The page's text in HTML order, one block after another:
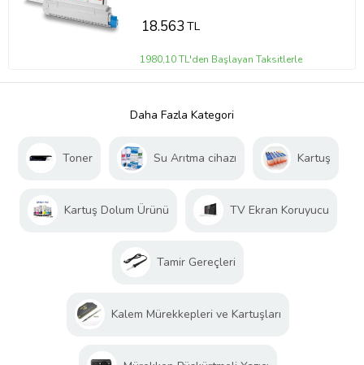
18.563TL
1980,10 TL'den Başlayan Taksitlerle
Daha Fazla Kategori
Toner Su Arıtma cihazı Kartuş
Kartuş Dolum Ürünü TV Ekran Koruyucu
Tamir Gereçleri
Kalem Mürekkepleri ve Kartuşları